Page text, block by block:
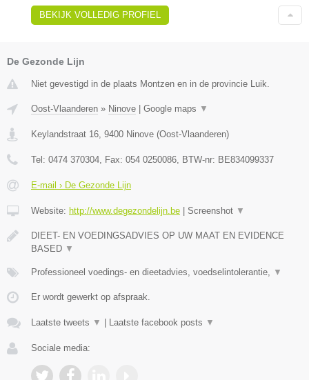
BEKIJK VOLLEDIG PROFIEL
De Gezonde Lijn
Niet gevestigd in de plaats Montzen en in de provincie Luik.
Oost-Vlaanderen » Ninove | Google maps ▼
Keylandstraat 16 9400 Ninove (Oost-Vlaanderen)
Tel: 0474 370304 , Fax: 054 0250086 , BTW-nr: BE834099337
E-mail › De Gezonde Lijn
Website: http://www.degezondelijn.be | Screenshot ▼
DIEET- EN VOEDINGSADVIES OP UW MAAT EN EVIDENCE
BASED ▼
Professioneel voedings- en dieetadvies, voedselintolerantie, ▼
Er wordt gewerkt op afspraak.
Laatste tweets ▼ | Laatste facebook posts ▼
Sociale media: